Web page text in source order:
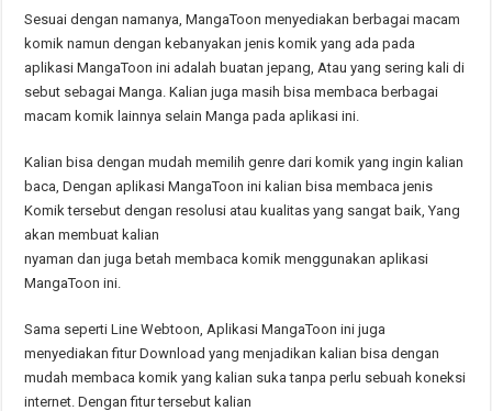
Sesuai dengan namanya, MangaToon menyediakan berbagai macam
komik namun dengan kebanyakan jenis komik yang ada pada
aplikasi MangaToon ini adalah buatan jepang, Atau yang sering kali di
sebut sebagai Manga. Kalian juga masih bisa membaca berbagai
macam komik lainnya selain Manga pada aplikasi ini.
Kalian bisa dengan mudah memilih genre dari komik yang ingin kalian
baca, Dengan aplikasi MangaToon ini kalian bisa membaca jenis
Komik tersebut dengan resolusi atau kualitas yang sangat baik, Yang
akan membuat kalian
nyaman dan juga betah membaca komik menggunakan aplikasi
MangaToon ini.
Sama seperti Line Webtoon, Aplikasi MangaToon ini juga
menyediakan fitur Download yang menjadikan kalian bisa dengan
mudah membaca komik yang kalian suka tanpa perlu sebuah koneksi
internet. Dengan fitur tersebut kalian